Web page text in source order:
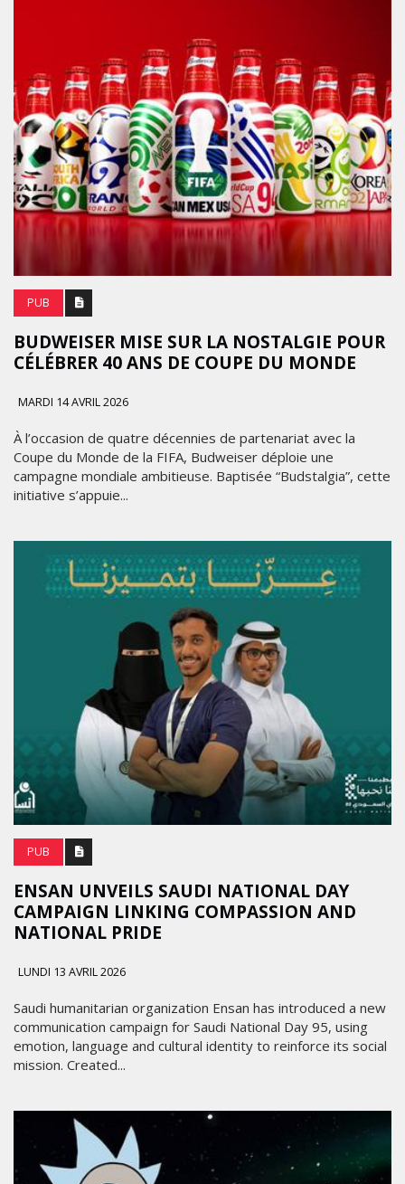
PUB
BUDWEISER MISE SUR LA NOSTALGIE POUR
CÉLÉBRER 40 ANS DE COUPE DU MONDE
MARDI 14 AVRIL 2026
À l’occasion de quatre décennies de partenariat avec la
Coupe du Monde de la FIFA, Budweiser déploie une
campagne mondiale ambitieuse. Baptisée “Budstalgia”, cette
initiative s’appuie...
PUB
ENSAN UNVEILS SAUDI NATIONAL DAY
CAMPAIGN LINKING COMPASSION AND
NATIONAL PRIDE
LUNDI 13 AVRIL 2026
Saudi humanitarian organization Ensan has introduced a new
communication campaign for Saudi National Day 95, using
emotion, language and cultural identity to reinforce its social
mission. Created...